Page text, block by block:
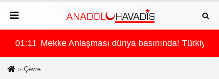
Suudi Arabistan ve Pakistan aynı masada
01:11 Mekke Anlaşması dünya basınında!
Çevre